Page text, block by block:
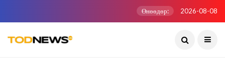
Өнөөдөр: 2026-08-08